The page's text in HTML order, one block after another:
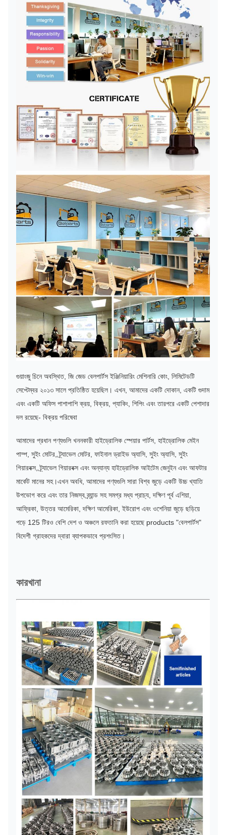
গুয়াংজু চিনে অবস্থিত, জি জেড বেলপার্টস ইঞ্জিনিয়ারিং মেশিনারি কোং, লিমিটেডটি
সেপ্টেম্বর ২০১৩ সালে প্রতিষ্ঠিত হয়েছিল। এখন, আমাদের একটি দোকান, একটি গুদাম
এবং একটি অফিস পাশাপাশি ক্রয়, বিক্রয়, প্যাকিং, শিপিং এবং তারপরে একটি পেশাদার
দল রয়েছে- বিক্রয় পরিষেবা
আমাদের প্রধান পণ্যগুলি খননকারী হাইড্রোলিক স্পেয়ার পার্টস, হাইড্রোলিক মেইন
পাম্প, সুইং মোটর, ট্র্যাভেল মোটর, ফাইনাল ড্রাইভ অ্যাসি, সুইং অ্যাসি, সুইং
গিয়ারবক্স, ট্র্যাভেল গিয়ারবক্স এবং অন্যান্য হাইড্রোলিক আইটেম জেনুইন এবং আফটার
মার্কেট মানের সহ।এখন অবধি, আমাদের পণ্যগুলি সারা বিশ্ব জুড়ে একটি উচ্চ খ্যাতি
উপভোগ করে এবং তার নিজস্ব ব্র্যান্ড সহ সমগ্র মধ্য প্রাচ্য, দক্ষিণ পূর্ব এশিয়া,
আফ্রিকা, উত্তর আমেরিকা, দক্ষিণ আমেরিকা, ইউরোপ এবং ওশেনিয়া জুড়ে ছড়িয়ে
পড়ে 125 টিরও বেশি দেশ ও অঞ্চলে রফতানি করা হয়েছে products "বেলপার্টস"
বিদেশী গ্রাহকদের দ্বারা ব্যাপকভাবে প্রশংসিত।
কারখানা